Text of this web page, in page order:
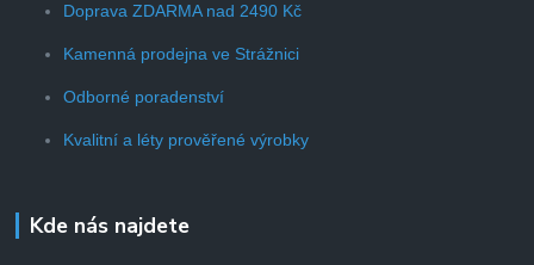
Doprava ZDARMA nad 2490 Kč
Kamenná prodejna ve Strážnici
Odborné poradenství
Kvalitní a léty prověřené výrobky
Kde nás najdete